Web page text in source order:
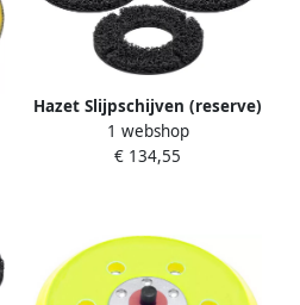
Hazet Slijpschijven (reserve)
4960R-0160 3 · 3-delig
1 webshop
€ 134,55